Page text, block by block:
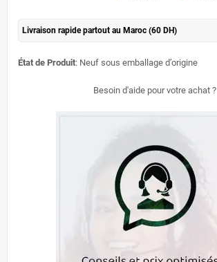
Livraison rapide partout au Maroc (60 DH)
État de Produit: Neuf sous emballage d’origine
Besoin d'aide pour votre achat ?